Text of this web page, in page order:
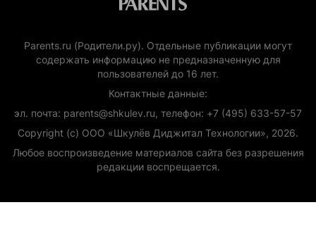
Parents.ru (Родители.ру). Отдельные публикации могут
содержать информацию не предназначенную для
пользователей до 16 лет.
Контактные данные:
эл. почта: parents@shkulev.ru, телефон: +7 (495) 633-57-57
Copyright (с) ООО «Шкулёв Диджитал Технологии», 2026.
Любое воспроизведение материалов сайта без разрешения
редакции воспрещается.